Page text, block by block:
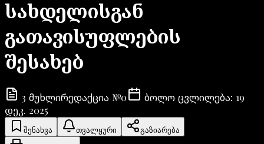
სახდელისგან
გათავისუფლების
შესახებ
3 მუხლირედაქცია №0 ბოლო ცვლილება: 19
დეკ. 2025
შენახვა თვალყური გაზიარება